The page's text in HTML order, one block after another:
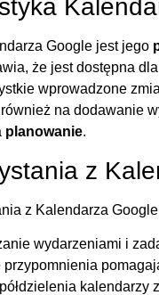
Google jest jego
że jest dostępna
wprowadzone
na dodawanie
planowanie.
z
z Kalendarza
wydarzeniami i
przypomnienia